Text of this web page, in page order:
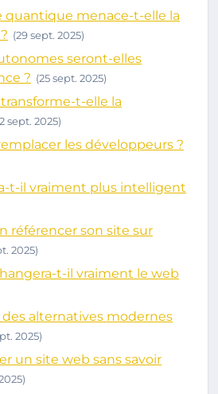
quantique menace-t-elle la
(29 sept. 2025)
seront-elles
? (25 sept. 2025)
t-elle la
sept. 2025)
les développeurs ?
t-il vraiment plus intelligent
référencer son site sur
2025)
t-il vraiment le web
des alternatives modernes
2025)
un site web sans savoir